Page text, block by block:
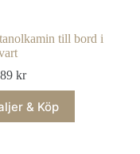
till bord i
kr
& Köp